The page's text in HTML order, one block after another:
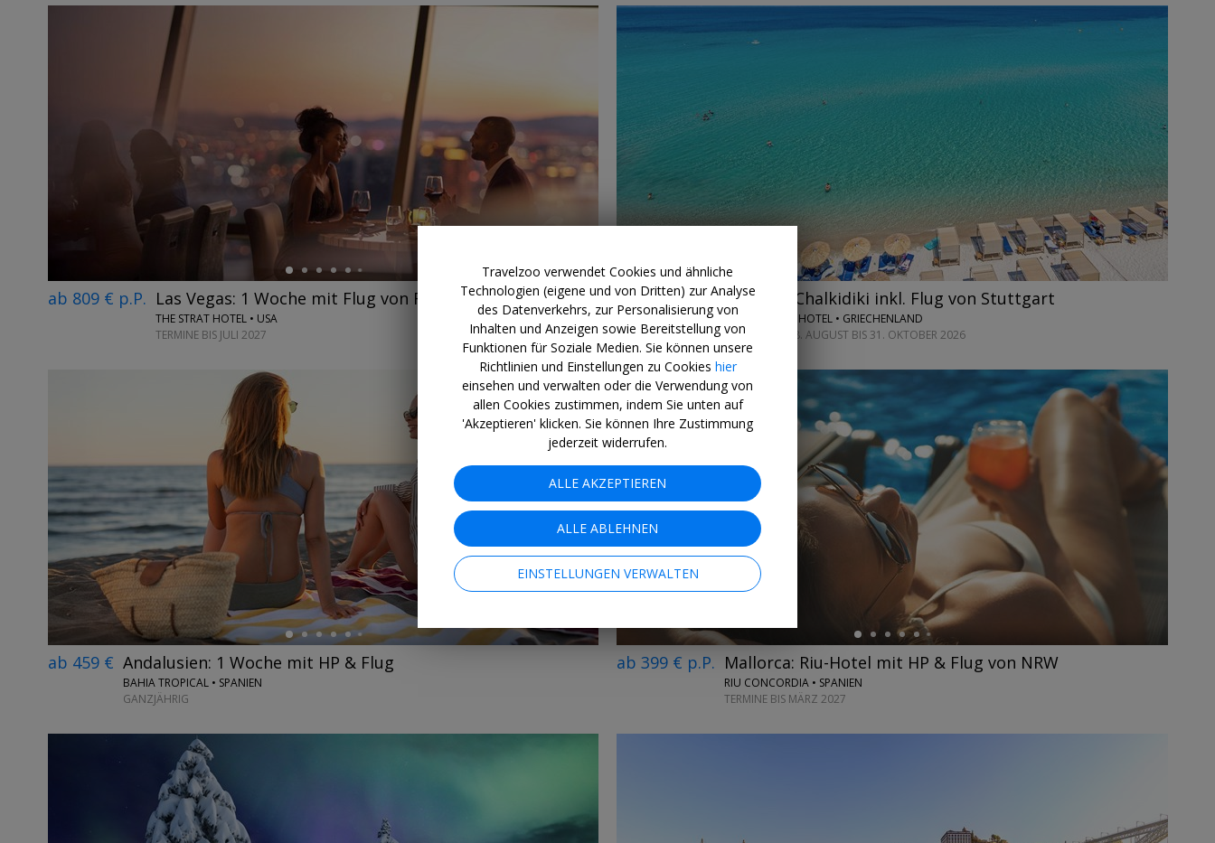
→
ab 809 € p.P. Las Vegas: 1 Woche mit Flug von Frankfurt
THE STRAT HOTEL • USA
TERMINE BIS JULI 2027
ab 529 € p.P. 1 Woche Chalkidiki inkl. Flug von Stuttgart
AMMON ZEUS HOTEL • GRIECHENLAND
TERMINE AB 18. AUGUST BIS 31. OKTOBER 2026
←
ab 459 € Andalusien: 1 Woche mit HP & Flug
BAHIA TROPICAL • SPANIEN
GANZJÄHRIG
←
ab 399 € p.P. Mallorca: Riu-Hotel mit HP & Flug von NRW
RIU CONCORDIA • SPANIEN
TERMINE BIS MÄRZ 2027
Travelzoo verwendet Cookies und ähnliche
Technologien (eigene und von Dritten) zur Analyse
des Datenverkehrs, zur Personalisierung von
Inhalten und Anzeigen sowie Bereitstellung von
Funktionen für Soziale Medien. Sie können unsere
Richtlinien und Einstellungen zu Cookies hier
einsehen und verwalten oder die Verwendung von
allen Cookies zustimmen, indem Sie unten auf
'Akzeptieren' klicken. Sie können Ihre Zustimmung
jederzeit widerrufen.
ALLE AKZEPTIEREN
ALLE ABLEHNEN
EINSTELLUNGEN VERWALTEN